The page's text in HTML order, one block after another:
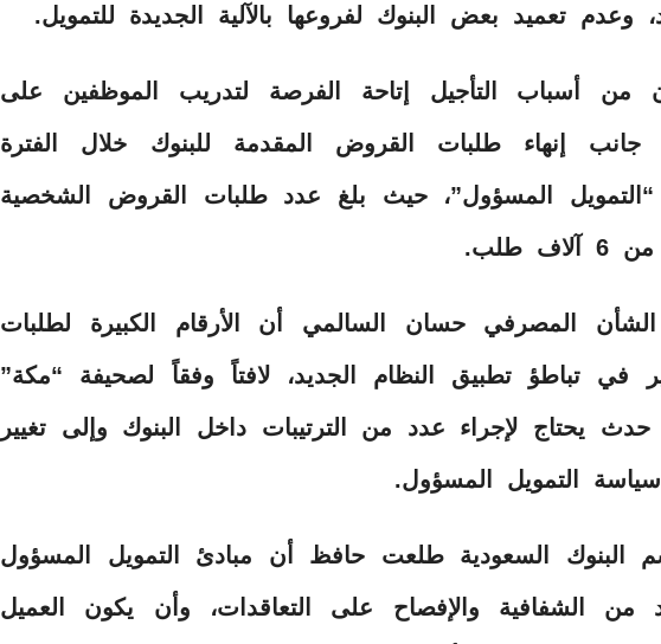
وعدم تعميد بعض البنوك لفروعها بالآلية الجديدة للتمويل.
من أسباب التأجيل إتاحة الفرصة لتدريب الموظفين على
جانب إنهاء طلبات القروض المقدمة للبنوك خلال الفترة
“التمويل المسؤول”، حيث بلغ عدد طلبات القروض الشخصية
طلب.
المصرفي حسان السالمي أن الأرقام الكبيرة لطلبات
في تباطؤ تطبيق النظام الجديد، لافتاً وفقاً لصحيفة “مكة”
حدث يحتاج لإجراء عدد من الترتيبات داخل البنوك وإلى تغيير
سياسة التمويل المسؤول.
البنوك السعودية طلعت حافظ أن مبادئ التمويل المسؤول
من الشفافية والإفصاح على التعاقدات، وأن يكون العميل